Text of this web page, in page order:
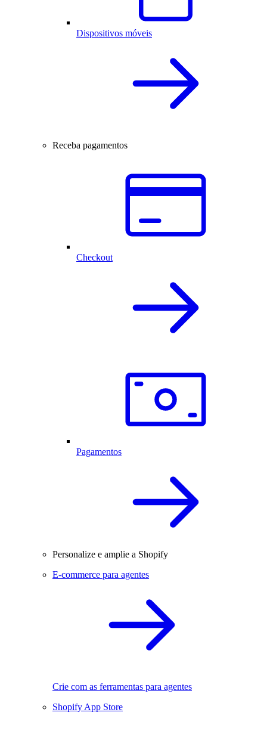
Dispositivos móveis
Receba pagamentos
Checkout
Pagamentos
Personalize e amplie a Shopify
E-commerce para agentes
Crie com as ferramentas para agentes
Shopify App Store